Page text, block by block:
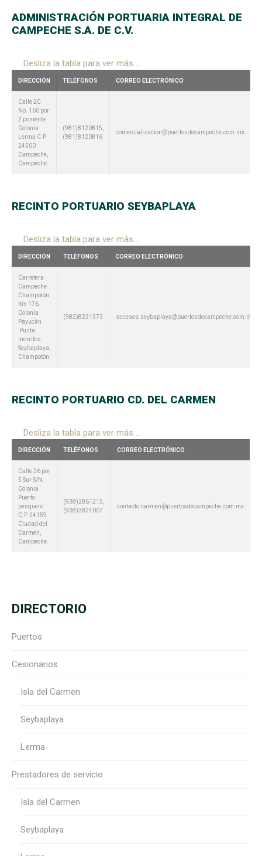
ADMINISTRACIÓN PORTUARIA INTEGRAL DE
CAMPECHE S.A. DE C.V.
Desliza la tabla para ver más ...
DIRECCIÓN TELÉFONOS CORREO ELECTRÓNICO
Calle 20
No. 160 por
2 poniente
Colonia
Lerma C.P.
24500
Campeche,
Campeche.
(981)8120815,
(981)8120816
comercializacion@puertosdecampeche.com.mx
RECINTO PORTUARIO SEYBAPLAYA
Desliza la tabla para ver más ...
DIRECCIÓN TELÉFONOS CORREO ELECTRÓNICO
Carretera
Campeche
Champotón
Km 176.
Colonia
Payucán
Punta
morritos
Seybaplaya,
Champotón.
(982)8231373 accesos.seybaplaya@puertosdecampeche.com.mx
RECINTO PORTUARIO CD. DEL CARMEN
Desliza la tabla para ver más ...
DIRECCIÓN TELÉFONOS CORREO ELECTRÓNICO
Calle 26 por
5 Sur S/N
Colonia
Puerto
pesquero
C.P. 24159
Ciudad del
Carmen,
Campeche.
(938)2861215,
(938)3824007
contacto.carmen@puertosdecampeche.com.mx
DIRECTORIO
Puertos
Cesionarios
Isla del Carmen
Seybaplaya
Lerma
Prestadores de servicio
Isla del Carmen
Seybaplaya